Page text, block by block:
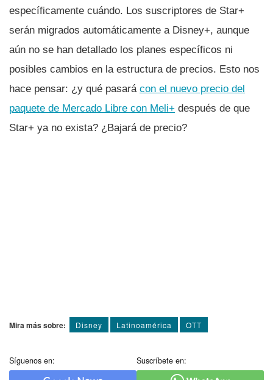
específicamente cuándo. Los suscriptores de Star+
serán migrados automáticamente a Disney+, aunque
aún no se han detallado los planes específicos ni
posibles cambios en la estructura de precios. Esto nos
hace pensar: ¿y qué pasará con el nuevo precio del
paquete de Mercado Libre con Meli+ después de que
Star+ ya no exista? ¿Bajará de precio?
Mira más sobre: Disney Latinoamérica OTT
Síguenos en: Suscríbete en: